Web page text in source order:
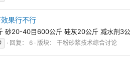
果行不行
20-40目600公斤 硅灰20公斤 减水剂3
回复： 6 版块： 干粉砂浆技术综合讨论